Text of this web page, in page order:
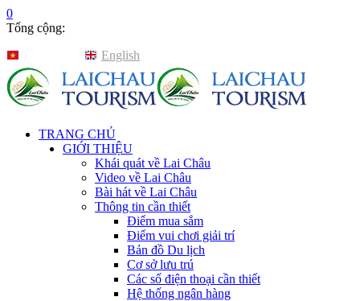
0
Tổng cộng:
English
TRANG CHỦ
GIỚI THIỆU
Khái quát về Lai Châu
Video về Lai Châu
Bài hát về Lai Châu
Thông tin cần thiết
Điểm mua sắm
Điểm vui chơi giải trí
Bản đồ Du lịch
Cơ sở lưu trú
Các số điện thoại cần thiết
Hệ thống ngân hàng